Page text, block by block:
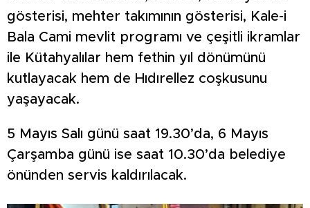
gösterisi, mehter takımının gösterisi, Kale-i
Bala Cami mevlit programı ve çeşitli ikramlar
ile Kütahyalılar hem fethin yıl dönümünü
kutlayacak hem de Hıdırellez coşkusunu
yaşayacak.
5 Mayıs Salı günü saat 19.30’da, 6 Mayıs
Çarşamba günü ise saat 10.30’da belediye
önünden servis kaldırılacak.